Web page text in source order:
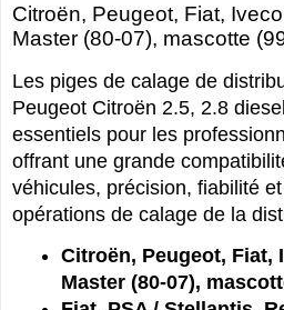
Citroën, Peugeot, Fiat,
Master (80-07), mascotte
Les piges de calage de
Peugeot Citroën 2.5, 2.8
essentiels pour les
offrant une grande
véhicules, précision, fiabilité
opérations de calage de la
Citroën, Peugeot, Fiat,
Master (80-07),